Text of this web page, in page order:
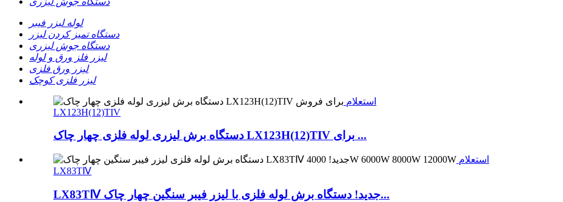
لوله لیزر فیبر
دستگاه تمیز کردن لیزر
دستگاه جوش لیزری
لیزر فلز ورق و لوله
لیزر ورق فلزی
لیزر فلزی کوچک
استعلام
LX123H(12)TIV
دستگاه برش لیزری لوله فلزی چهار چاک LX123H(12)TIV برای ...
استعلام
LX83TⅣ
LX83TⅣ جدید! دستگاه برش لوله فلزی با لیزر فیبر سنگین چهار چاک...